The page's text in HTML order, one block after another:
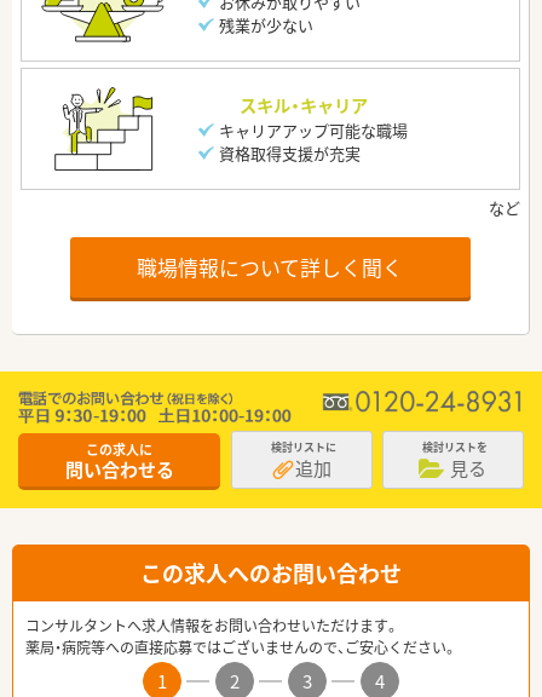
残業が少ない
スキル・キャリア
キャリアアップ可能な職場
資格取得支援が充実
職場情報について詳しく聞く
この求人に
問い合わせる
検討リストに
追加
検討リストを
見る
この求人へのお問い合わせ
コンサルタントへ求人情報をお問い合わせいただけます。
薬局・病院等への直接応募ではございませんので、ご安心ください。
1 2 3
4